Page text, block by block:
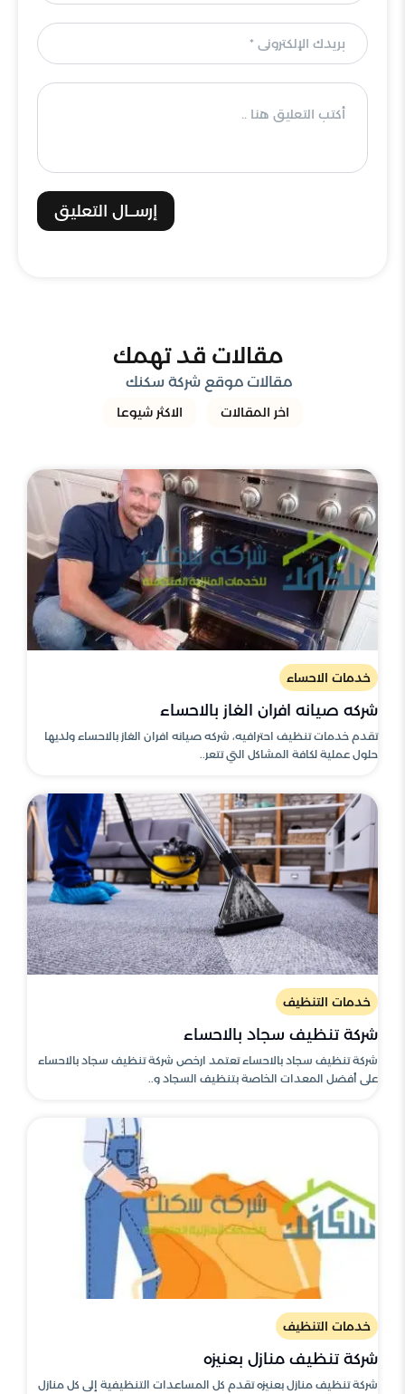
إرســال التعليق
مقالات قد تهمك
مقالات موقع شركة سكنك
اخر المقالات الاكثر شيوعا
خدمات الاحساء
شركه صيانه افران الغاز بالاحساء
تقدم خدمات تنظيف احترافيه، شركه صيانه افران الغاز بالاحساء ولديها
حلول عملية لكافة المشاكل التي تتعر..
خدمات التنظيف
شركة تنظيف سجاد بالاحساء
شركة تنظيف سجاد بالاحساء تعتمد ارخص شركة تنظيف سجاد بالاحساء
على أفضل المعدات الخاصة بتنظيف السجاد و..
خدمات التنظيف
شركة تنظيف منازل بعنيزه
شركة تنظيف منازل بعنيزه تقدم كل المساعدات التنظيفية إلى كل منازل